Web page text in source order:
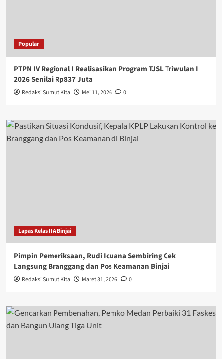
Popular
PTPN IV Regional I Realisasikan Program TJSL Triwulan I
2026 Senilai Rp837 Juta
Redaksi Sumut Kita Mei 11, 2026 0
Lapas Kelas IIA Binjai
Pimpin Pemeriksaan, Rudi Icuana Sembiring Cek
Langsung Branggang dan Pos Keamanan Binjai
Redaksi Sumut Kita Maret 31, 2026 0